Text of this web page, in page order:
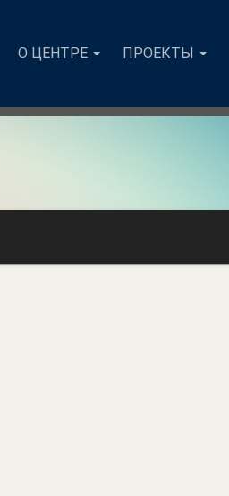
О ЦЕНТРЕ ПРОЕКТЫ